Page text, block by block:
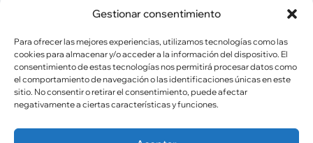
Gestionar consentimiento
Para ofrecer las mejores experiencias, utilizamos tecnologías como las
cookies para almacenar y/o acceder a la información del dispositivo. El
consentimiento de estas tecnologías nos permitirá procesar datos como
el comportamiento de navegación o las identificaciones únicas en este
sitio. No consentir o retirar el consentimiento, puede afectar
negativamente a ciertas características y funciones.
Patrocinadores